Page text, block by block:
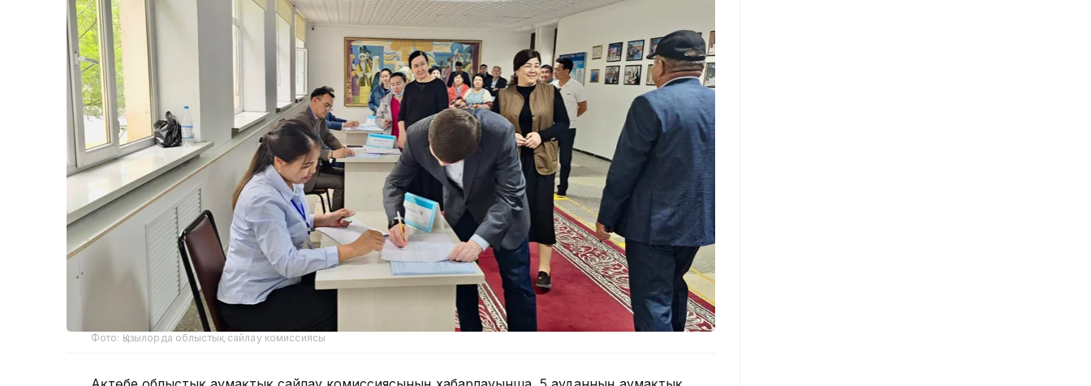
Фото: Қызылорда облыстық сайлау комиссиясы